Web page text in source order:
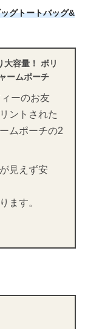
グトートバッグ&
容量！ ボリ
ームポーチ
ーのお友
ントされた
ムポーチの2
見えず安
ます。